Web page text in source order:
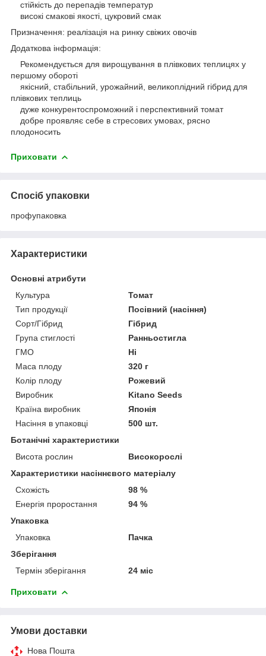
стійкість до перепадів температур
високі смакові якості, цукровий смак
Призначення: реалізація на ринку свіжих овочів
Додаткова інформація:
Рекомендується для вирощування в плівкових теплицях у
першому обороті
якісний, стабільний, урожайний, великоплідний гібрид для
плівкових теплиць
дуже конкурентоспроможний і перспективний томат
добре проявляє себе в стресових умовах, рясно
плодоносить
Приховати
Спосіб упаковки
профупаковка
Характеристики
Основні атрибути
Культура
Томат
Тип продукції
Посівний (насіння)
Сорт/Гібрид
Гібрид
Група стиглості
Ранньостигла
ГМО
Ні
Маса плоду
320 г
Колір плоду
Рожевий
Виробник
Kitano Seeds
Країна виробник
Японія
Насіння в упаковці
500 шт.
Ботанічні характеристики
Висота рослин
Високорослі
Характеристики насіннєвого матеріалу
Схожість
98 %
Енергія проростання
94 %
Упаковка
Упаковка
Пачка
Зберігання
Термін зберігання
24 міс
Приховати
Умови доставки
Нова Пошта